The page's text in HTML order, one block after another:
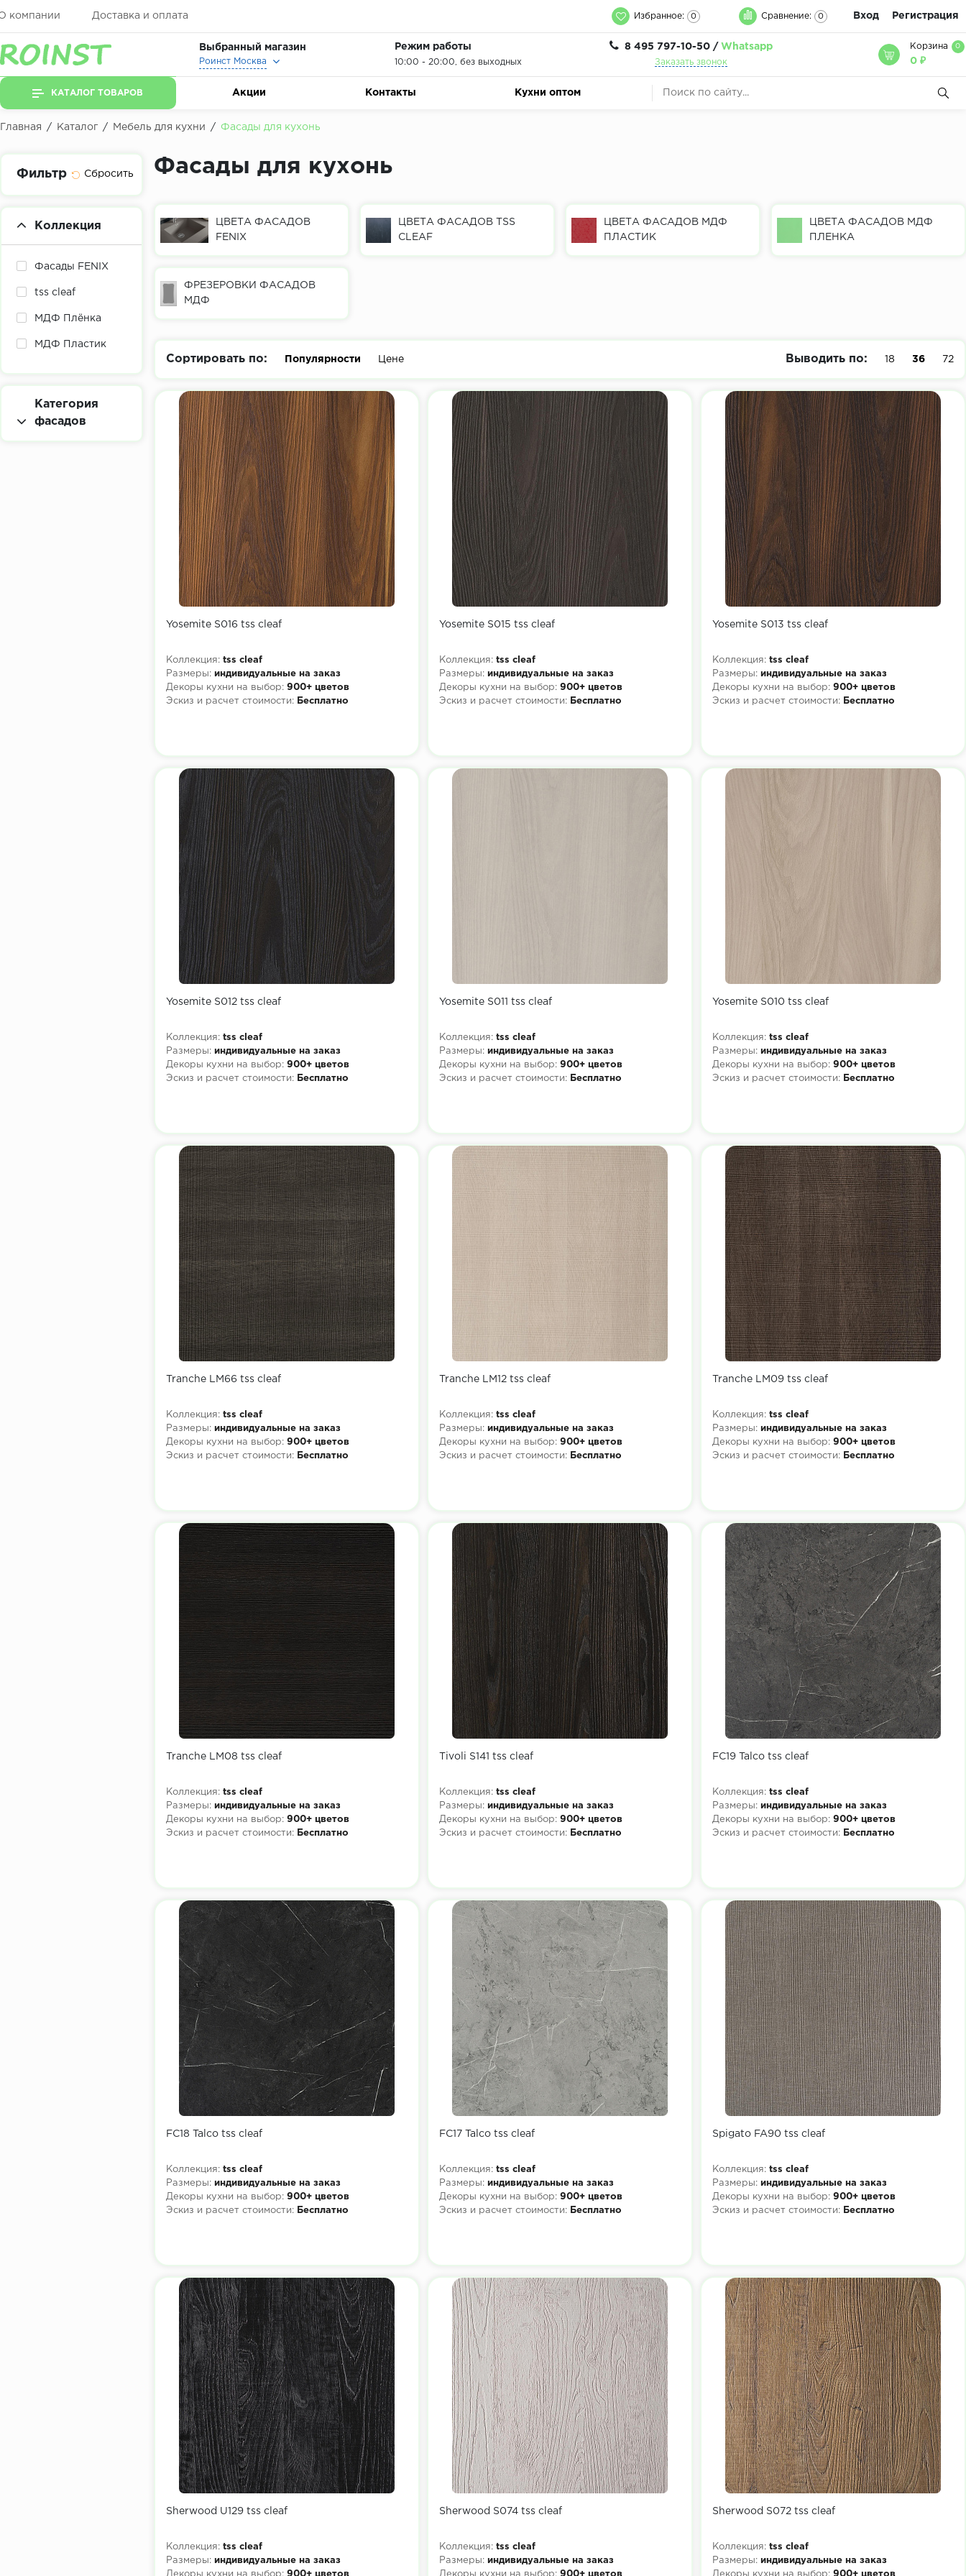
компании Доставка и оплата Избранное: 0 Сравнение: 0 Вход Регистрация
Выбранный магазин
Роинст Москва
Режим работы
10:00 - 20:00, без выходных
8 495 797-10-50 / Whatsapp
Заказать звонок
Корзина 0
0 ₽
КАТАЛОГ ТОВАРОВ Акции Контакты Кухни оптом
Главная / Каталог / Мебель для кухни / Фасады для кухонь
Фильтр
Коллекция
Фасады FENIX
tss cleaf
МДФ Плёнка
МДФ Пластик
Категория
фасадов
Фасады для кухонь
ЦВЕТА ФАСАДОВ
FENIX
ЦВЕТА ФАСАДОВ TSS
CLEAF
ЦВЕТА ФАСАДОВ МДФ
ПЛАСТИК
ЦВЕТА ФАСАДОВ МДФ
ПЛЕНКА
ФРЕЗЕРОВКИ ФАСАДОВ
МДФ
Сортировать по: Популярности Цене Выводить по: 18 36 72
Yosemite S016 tss cleaf
Коллекция: tss cleaf
Размеры: индивидуальные на заказ
Декоры кухни на выбор: 900+ цветов
Эскиз и расчет стоимости:
Бесплатно
Yosemite S015 tss cleaf
Коллекция: tss cleaf
Размеры: индивидуальные на заказ
Декоры кухни на выбор: 900+ цветов
Эскиз и расчет стоимости:
Бесплатно
Yosemite S013 tss cleaf
Коллекция: tss cleaf
Размеры: индивидуальные на заказ
Декоры кухни на выбор: 900+ цветов
Эскиз и расчет стоимости:
Бесплатно
Yosemite S012 tss cleaf
Коллекция: tss cleaf
Размеры: индивидуальные на заказ
Декоры кухни на выбор: 900+ цветов
Эскиз и расчет стоимости:
Бесплатно
Yosemite S011 tss cleaf
Коллекция: tss cleaf
Размеры: индивидуальные на заказ
Декоры кухни на выбор: 900+ цветов
Эскиз и расчет стоимости:
Бесплатно
Yosemite S010 tss cleaf
Коллекция: tss cleaf
Размеры: индивидуальные на заказ
Декоры кухни на выбор: 900+ цветов
Эскиз и расчет стоимости:
Бесплатно
Tranche LM66 tss cleaf
Коллекция: tss cleaf
Размеры: индивидуальные на заказ
Декоры кухни на выбор: 900+ цветов
Эскиз и расчет стоимости:
Бесплатно
Tranche LM12 tss cleaf
Коллекция: tss cleaf
Размеры: индивидуальные на заказ
Декоры кухни на выбор: 900+ цветов
Эскиз и расчет стоимости:
Бесплатно
Tranche LM09 tss cleaf
Коллекция: tss cleaf
Размеры: индивидуальные на заказ
Декоры кухни на выбор: 900+ цветов
Эскиз и расчет стоимости:
Бесплатно
Tranche LM08 tss cleaf
Коллекция: tss cleaf
Размеры: индивидуальные на заказ
Декоры кухни на выбор: 900+ цветов
Эскиз и расчет стоимости:
Бесплатно
Tivoli S141 tss cleaf
Коллекция: tss cleaf
Размеры: индивидуальные на заказ
Декоры кухни на выбор: 900+ цветов
Эскиз и расчет стоимости:
Бесплатно
FC19 Talco tss cleaf
Коллекция: tss cleaf
Размеры: индивидуальные на заказ
Декоры кухни на выбор: 900+ цветов
Эскиз и расчет стоимости:
Бесплатно
FC18 Talco tss cleaf
Коллекция: tss cleaf
Размеры: индивидуальные на заказ
Декоры кухни на выбор: 900+ цветов
Эскиз и расчет стоимости:
Бесплатно
FC17 Talco tss cleaf
Коллекция: tss cleaf
Размеры: индивидуальные на заказ
Декоры кухни на выбор: 900+ цветов
Эскиз и расчет стоимости:
Бесплатно
Spigato FA90 tss cleaf
Коллекция: tss cleaf
Размеры: индивидуальные на заказ
Декоры кухни на выбор: 900+ цветов
Эскиз и расчет стоимости:
Бесплатно
Sherwood U129 tss cleaf
Коллекция: tss cleaf
Размеры: индивидуальные на заказ
Декоры кухни на выбор: 900+ цветов
Sherwood S074 tss cleaf
Коллекция: tss cleaf
Размеры: индивидуальные на заказ
Декоры кухни на выбор: 900+ цветов
Sherwood S072 tss cleaf
Коллекция: tss cleaf
Размеры: индивидуальные на заказ
Декоры кухни на выбор: 900+ цветов